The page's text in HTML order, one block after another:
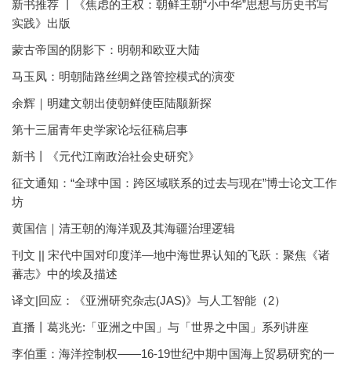
新书推荐 丨《焦虑的王权：朝鲜王朝“小中华”思想与历史书写
实践》出版
蒙古帝国的阴影下：明朝和欧亚大陆
马玉凤：明朝陆路丝绸之路管控模式的演变
余辉｜明建文朝出使朝鲜使臣陆颙新探
第十三届青年史学家论坛征稿启事
新书丨《元代江南政治社会史研究》
征文通知：“全球中国：跨区域联系的过去与现在”博士论文工作
坊
黄国信｜清王朝的海洋观及其海疆治理逻辑
刊文 || 宋代中国对印度洋—地中海世界认知的飞跃：聚焦《诸
蕃志》中的埃及描述
译文|回应：《亚洲研究杂志(JAS)》与人工智能（2）
直播丨葛兆光:「亚洲之中国」与「世界之中国」系列讲座
李伯重：海洋控制权——16-19世纪中期中国海上贸易研究的一